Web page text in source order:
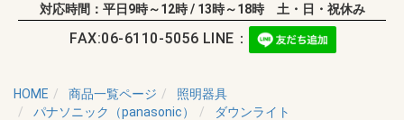
対応時間：平日9時～12時 / 13時～18時 土・日・祝休み
FAX:06-6110-5056 LINE：
HOME 商品一覧ページ
照明器具
パナソニック（panasonic）
ダウンライト